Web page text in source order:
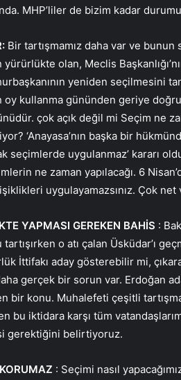
MHP’liler de bizim kadar
Bir tartışmamız daha var ve
olan, Meclis
yeniden seçilmesini
kullanma gününden geriye
çok açık değil mi Seçim ne
‘Anayasa’nın başka bir
seçimlerde uygulanmaz’ kararı
ne zaman yapılacağı. 6
uygulayamazsınız. Çok net
YAPMASI GEREKEN BAHİS :
o atı çalan Üsküdar’ı
İttifakı aday gösterebilir mi,
gerçek bir sorun var. Erdoğan
bir konu. Muhalefeti çeşitli
bu iktidara karşı tüm
gerektiğini belirtiyoruz.
: Seçimi nasıl